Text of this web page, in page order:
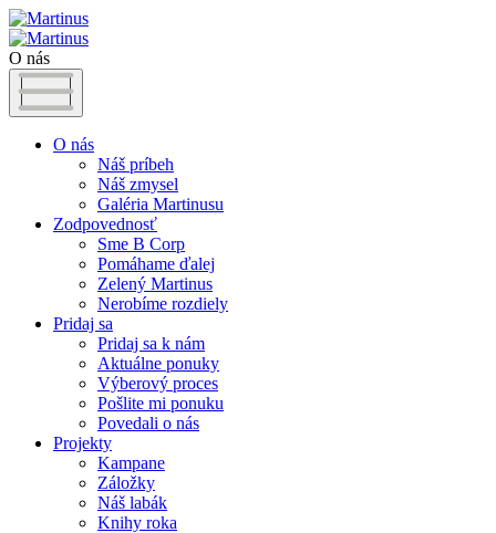
O nás
O nás
Náš príbeh
Náš zmysel
Galéria Martinusu
Zodpovednosť
Sme B Corp
Pomáhame ďalej
Zelený Martinus
Nerobíme rozdiely
Pridaj sa
Pridaj sa k nám
Aktuálne ponuky
Výberový proces
Pošlite mi ponuku
Povedali o nás
Projekty
Kampane
Záložky
Náš labák
Knihy roka